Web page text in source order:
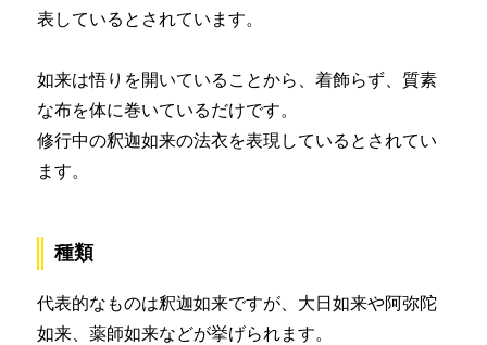
表しているとされています。
如来は悟りを開いていることから、着飾らず、質素
な布を体に巻いているだけです。
修行中の釈迦如来の法衣を表現しているとされてい
ます。
種類
代表的なものは釈迦如来ですが、大日如来や阿弥陀
如来、薬師如来などが挙げられます。